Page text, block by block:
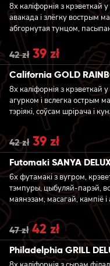
8x каліфорнія з крэветкай
авакада і злёгку вострым
абгорнутая тунцом,
чорнай ікры
42zł Original
price
was:
42 zł.
39 zł Current
price
is:
39 zł.
California GOLD
8x каліфорнія з крэветкай
агурком i вслегка острым
тэріякі, соўсам шрiрача i
абгорнутая ласосем, тунцом,
крэветкай
42zł Original
price
was:
42 zł.
39 zł Current
price
is:
39 zł.
Futomaki SANYA
6х футамакі з вугром,
тэмпуры, цыбуляй-парэй,
маянэзам, масагай, кампіё і агурком,
абгорнутыя ласосем
47zł Original
price
was:
47 zł.
42 zł Current
price
is:
42 zł.
Philadelphia GRILL